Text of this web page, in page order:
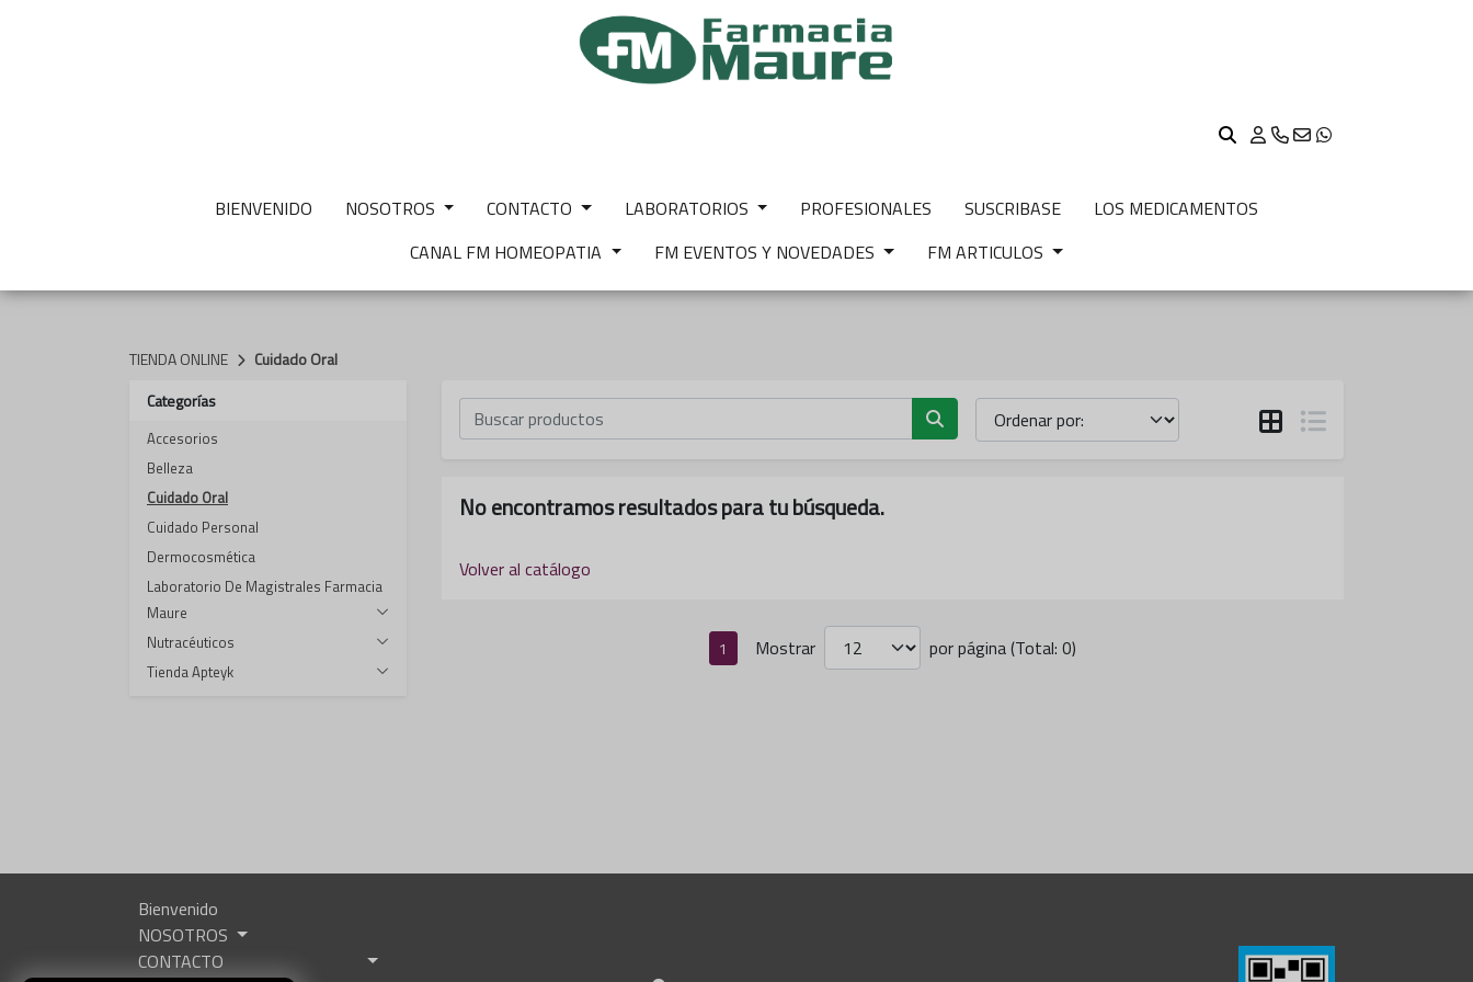
BIENVENIDO NOSOTROS CONTACTO LABORATORIOS PROFESIONALES SUSCRIBASE
LOS MEDICAMENTOS
CANAL FM HOMEOPATIA
FM EVENTOS Y NOVEDADES FM ARTICULOS
TIENDA ONLINE
Cuidado Oral
Categorías
Accesorios
Belleza
Cuidado Oral
Cuidado Personal
Dermocosmética
Laboratorio De Magistrales Farmacia
Maure
Nutracéuticos
Tienda Apteyk
No encontramos resultados para tu búsqueda.
Volver al catálogo
1 Mostrar por página (Total: 0)
Bienvenido
NOSOTROS
CONTACTO